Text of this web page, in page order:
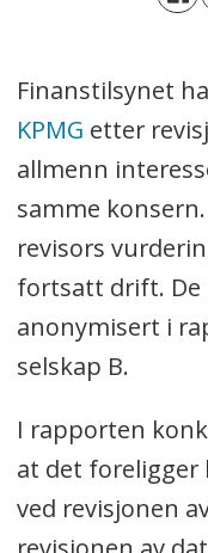
Finanstilsynet
KPMG etter
allmenn
samme
revisors
fortsatt drift. De
anonymisert i
selskap B.
I rapporten
at det foreligger
ved revisjonen